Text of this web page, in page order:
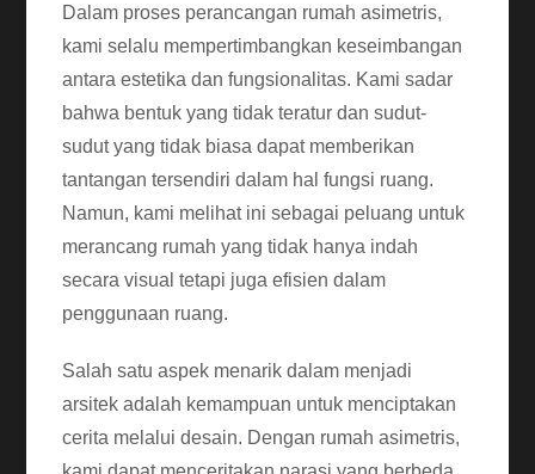
Dalam proses perancangan rumah asimetris,
kami selalu mempertimbangkan keseimbangan
antara estetika dan fungsionalitas. Kami sadar
bahwa bentuk yang tidak teratur dan sudut-
sudut yang tidak biasa dapat memberikan
tantangan tersendiri dalam hal fungsi ruang.
Namun, kami melihat ini sebagai peluang untuk
merancang rumah yang tidak hanya indah
secara visual tetapi juga efisien dalam
penggunaan ruang.
Salah satu aspek menarik dalam menjadi
arsitek adalah kemampuan untuk menciptakan
cerita melalui desain. Dengan rumah asimetris,